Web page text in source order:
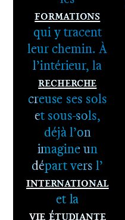
Formations
1er cycle -
Le DNA
2e cycle -
Le DNSEP
qui y tracent
leur chemin. À
l’intérieur, la
Recherche
creuse ses sols
et sous-sols,
déjà l’on
imagine un
départ vers l’
International
et la
Vie étudiante